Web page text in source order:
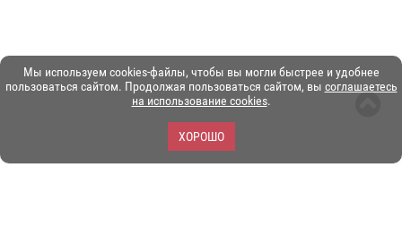
Мы используем cookies-файлы, чтобы вы могли быстрее и удобнее
пользоваться сайтом. Продолжая пользоваться сайтом, вы соглашаетесь
на использование cookies.
ХОРОШО